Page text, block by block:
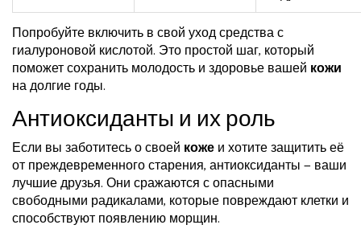
Попробуйте включить в свой уход средства с
гиалуроновой кислотой. Это простой шаг, который
поможет сохранить молодость и здоровье вашей кожи
на долгие годы.
Антиоксиданты и их роль
Если вы заботитесь о своей кожеи хотите защитить её
от преждевременного старения, антиоксиданты — ваши
лучшие друзья. Они сражаются с опасными
свободными радикалами, которые повреждают клетки и
способствуют появлению морщин.